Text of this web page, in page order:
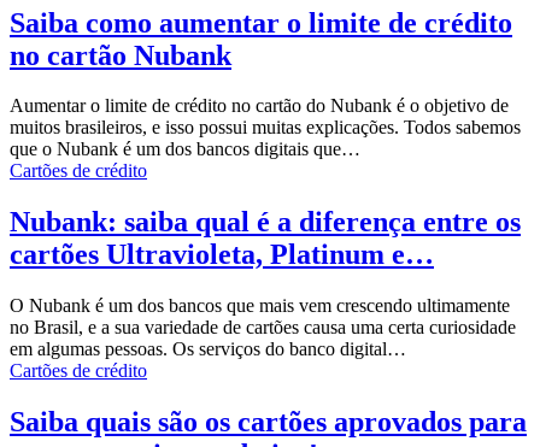
Saiba como aumentar o limite de crédito
no cartão Nubank
Aumentar o limite de crédito no cartão do Nubank é o objetivo de
muitos brasileiros, e isso possui muitas explicações. Todos sabemos
que o Nubank é um dos bancos digitais que…
Cartões de crédito
Nubank: saiba qual é a diferença entre os
cartões Ultravioleta, Platinum e…
O Nubank é um dos bancos que mais vem crescendo ultimamente
no Brasil, e a sua variedade de cartões causa uma certa curiosidade
em algumas pessoas. Os serviços do banco digital…
Cartões de crédito
Saiba quais são os cartões aprovados para